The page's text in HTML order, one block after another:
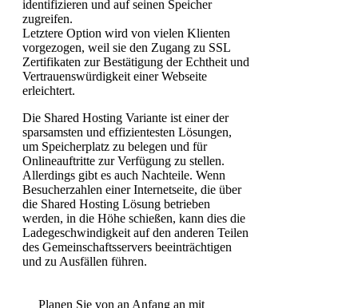
identifizieren und auf seinen Speicher
zugreifen.
Letztere Option wird von vielen Klienten
vorgezogen, weil sie den Zugang zu SSL
Zertifikaten zur Bestätigung der Echtheit und
Vertrauenswürdigkeit einer Webseite
erleichtert.
Die Shared Hosting Variante ist einer der
sparsamsten und effizientesten Lösungen,
um Speicherplatz zu belegen und für
Onlineauftritte zur Verfügung zu stellen.
Allerdings gibt es auch Nachteile. Wenn
Besucherzahlen einer Internetseite, die über
die Shared Hosting Lösung betrieben
werden, in die Höhe schießen, kann dies die
Ladegeschwindigkeit auf den anderen Teilen
des Gemeinschaftsservers beeinträchtigen
und zu Ausfällen führen.
Planen Sie von an Anfang an mit